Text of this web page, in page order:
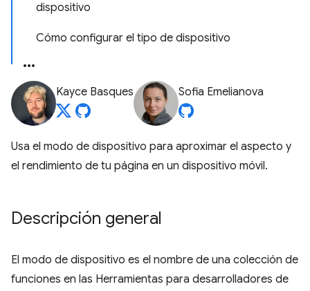
dispositivo
Cómo configurar el tipo de dispositivo
Kayce Basques Sofia Emelianova
Usa el modo de dispositivo para aproximar el aspecto y
el rendimiento de tu página en un dispositivo móvil.
Descripción general
El modo de dispositivo es el nombre de una colección de
funciones en las Herramientas para desarrolladores de